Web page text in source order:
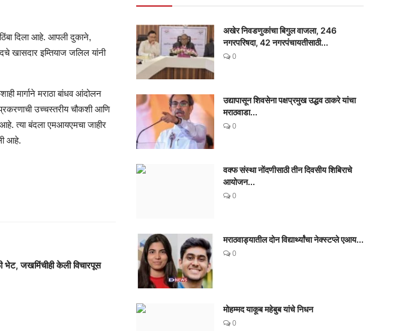
दिला आहे. आपली दुकाने,
खासदार इम्तियाज जलिल यांनी
मार्गाने मराठा बांधव आंदोलन
उच्चस्तरीय चौकशी आणि
आहे. त्या बंदला एमआयएमचा जाहीर
आहे.
जखमिंचीही केली विचारपूस
अखेर निवडणुकांचा बिगुल वाजला, 246
नगरपरिषदा, 42 नगरपंचायतीसाठी...
0
उद्यापासून शिवसेना पक्षप्रमुख उद्धव ठाकरे यांचा
मराठवाडा...
0
वक्फ संस्था नोंदणीसाठी तीन दिवसीय शिबिराचे
आयोजन...
0
मराठवाड्यातील दोन विद्यार्थ्यांचा नेक्स्टप्ले एआय...
0
मोहम्मद याकूब महेबुब यांचे निधन
0